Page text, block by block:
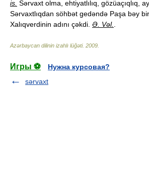
is. Sərvaxt olma, ehtiyatlılıq, gözüaçıqlıq,
Sərvaxtlıqdan söhbət gedəndə Paşa bəy
Xalıqverdinin adını çəkdi. Ə. Vəl.
Azərbaycan dilinin izahlı lüğəti. 2009
Игры ⚽
Нужна курсовая?
sərvaxt